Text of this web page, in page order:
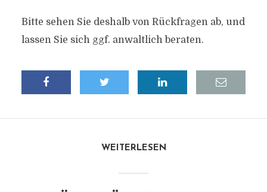
Bitte sehen Sie deshalb von Rückfragen ab, und
lassen Sie sich ggf. anwaltlich beraten.
WEITERLESEN